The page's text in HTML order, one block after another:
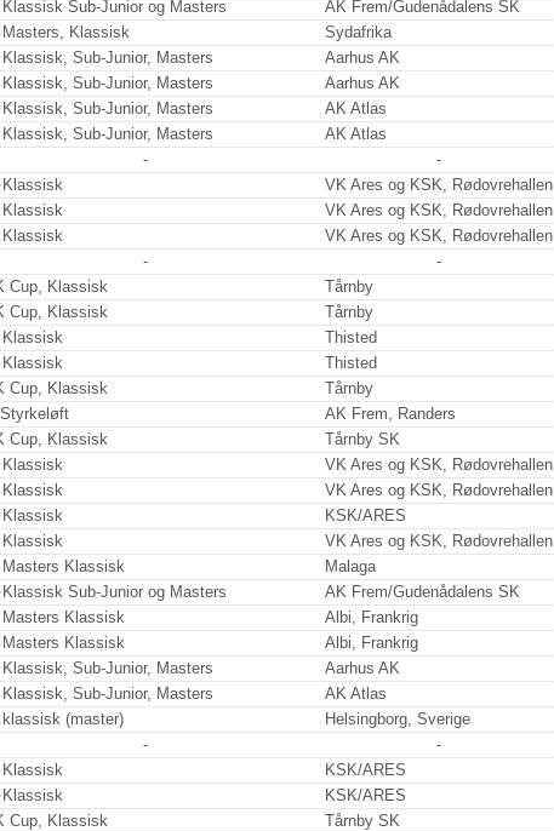
Klassisk Sub-Junior og Masters
AK Frem/Gudenådalens SK
Klassisk
Sydafrika
Klassisk, Sub-Junior, Masters
Aarhus AK
Klassisk, Sub-Junior, Masters
Aarhus AK
Klassisk, Sub-Junior, Masters
AK Atlas
Klassisk, Sub-Junior, Masters
AK Atlas
-
-
Klassisk
VK Ares og KSK, Rødovrehallen
Klassisk
VK Ares og KSK, Rødovrehallen
Klassisk
VK Ares og KSK, Rødovrehallen
-
-
Cup, Klassisk
Tårnby
Cup, Klassisk
Tårnby
Klassisk
Thisted
Klassisk
Thisted
Cup, Klassisk
Tårnby
AK Frem, Randers
Cup, Klassisk
Tårnby SK
Klassisk
VK Ares og KSK, Rødovrehallen
Klassisk
VK Ares og KSK, Rødovrehallen
Klassisk
KSK/ARES
Klassisk
VK Ares og KSK, Rødovrehallen
Masters Klassisk
Malaga
Klassisk Sub-Junior og Masters
AK Frem/Gudenådalens SK
Masters Klassisk
Albi, Frankrig
Masters Klassisk
Albi, Frankrig
Klassisk, Sub-Junior, Masters
Aarhus AK
Klassisk, Sub-Junior, Masters
AK Atlas
klassisk (master)
Helsingborg, Sverige
-
-
Klassisk
KSK/ARES
Klassisk
KSK/ARES
Cup, Klassisk
Tårnby SK